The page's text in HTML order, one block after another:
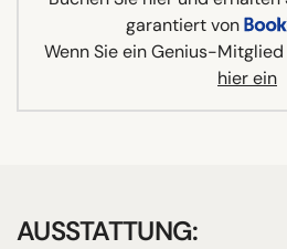
garantiert von
Wenn Sie ein Genius-
hier ein
AUSSTATTUNG: